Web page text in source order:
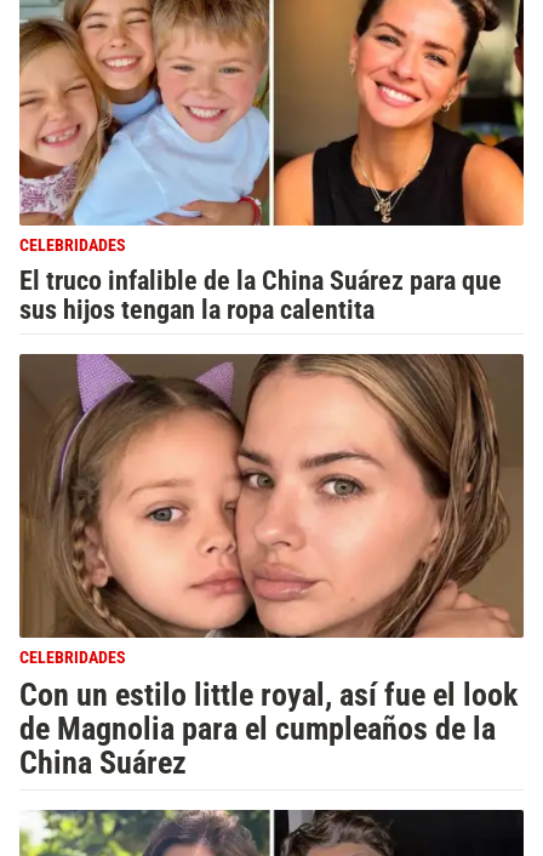
CELEBRIDADES
El truco infalible de la China Suárez para que
sus hijos tengan la ropa calentita
CELEBRIDADES
Con un estilo little royal, así fue el look
de Magnolia para el cumpleaños de la
China Suárez